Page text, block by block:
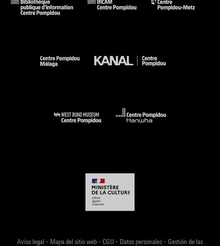
Aviso legal - Mapa del sitio web- CGU - Datos personales- Gestión de las